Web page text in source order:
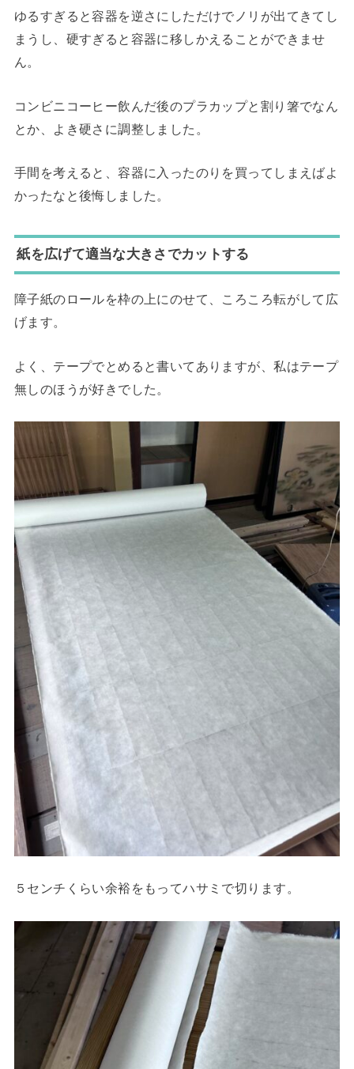
ゆるすぎると容器を逆さにしただけでノリが出てきてし
まうし、硬すぎると容器に移しかえることができませ
ん。
コンビニコーヒー飲んだ後のプラカップと割り箸でなん
とか、よき硬さに調整しました。
手間を考えると、容器に入ったのりを買ってしまえばよ
かったなと後悔しました。
紙を広げて適当な大きさでカットする
障子紙のロールを枠の上にのせて、ころころ転がして広
げます。
よく、テープでとめると書いてありますが、私はテープ
無しのほうが好きでした。
５センチくらい余裕をもってハサミで切ります。